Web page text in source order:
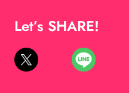
Let’s SHARE!